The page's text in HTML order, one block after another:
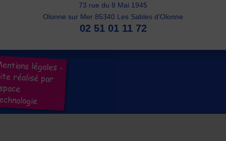
73 rue du 8 Mai 1945
Olonne sur Mer 85340 Les Sables d’Olonne
02 51 01 11 72
légales -
réalisé par